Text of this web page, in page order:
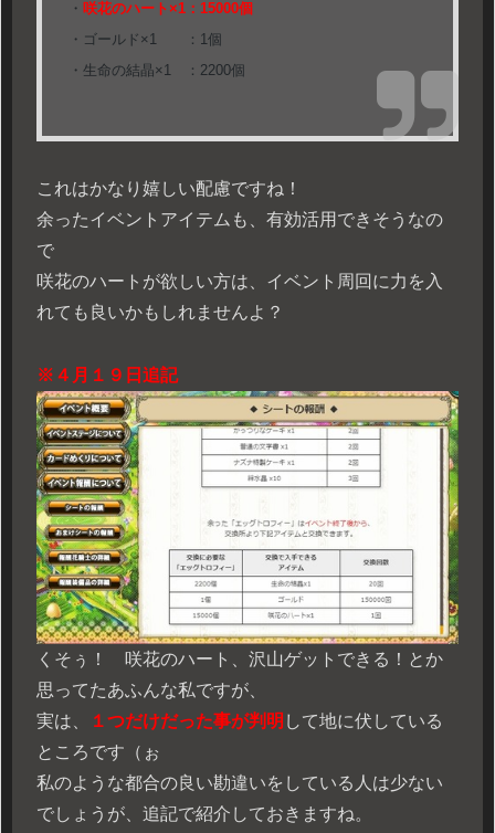
・ 咲花のハート×1：15000個
・ゴールド×1 ：1個
・生命の結晶×1 ：2200個
これはかなり嬉しい配慮ですね！
余ったイベントアイテムも、有効活用できそうなの
で
咲花のハートが欲しい方は、イベント周回に力を入
れても良いかもしれませんよ？
※４月１９日追記
くそぅ！ 咲花のハート、沢山ゲットできる！とか
思ってたあふんな私ですが、
実は、
１つだけだった事が判明 して地に伏している
ところです（ぉ
私のような都合の良い勘違いをしている人は少ない
でしょうが、追記で紹介しておきますね。